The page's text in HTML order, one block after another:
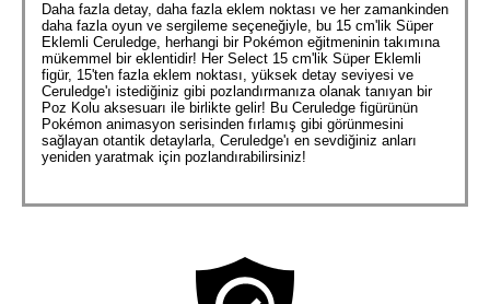
Daha fazla detay, daha fazla eklem noktası ve her zamankinden
daha fazla oyun ve sergileme seçeneğiyle, bu 15 cm'lik Süper
Eklemli Ceruledge, herhangi bir Pokémon eğitmeninin takımına
mükemmel bir eklentidir! Her Select 15 cm'lik Süper Eklemli
figür, 15'ten fazla eklem noktası, yüksek detay seviyesi ve
Ceruledge'ı istediğiniz gibi pozlandırmanıza olanak tanıyan bir
Poz Kolu aksesuarı ile birlikte gelir! Bu Ceruledge figürünün
Pokémon animasyon serisinden fırlamış gibi görünmesini
sağlayan otantik detaylarla, Ceruledge'ı en sevdiğiniz anları
yeniden yaratmak için pozlandırabilirsiniz!